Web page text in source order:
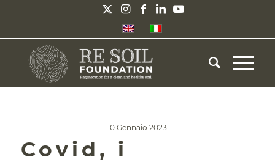
10 Gennaio 2023
Covid, i